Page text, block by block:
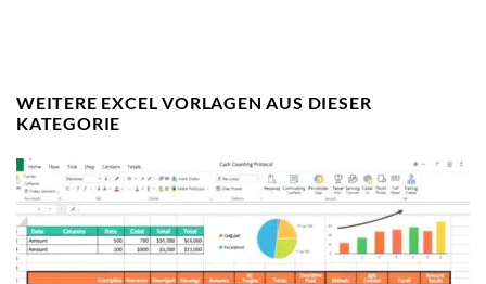
WEITERE EXCEL VORLAGEN AUS DIESER
KATEGORIE